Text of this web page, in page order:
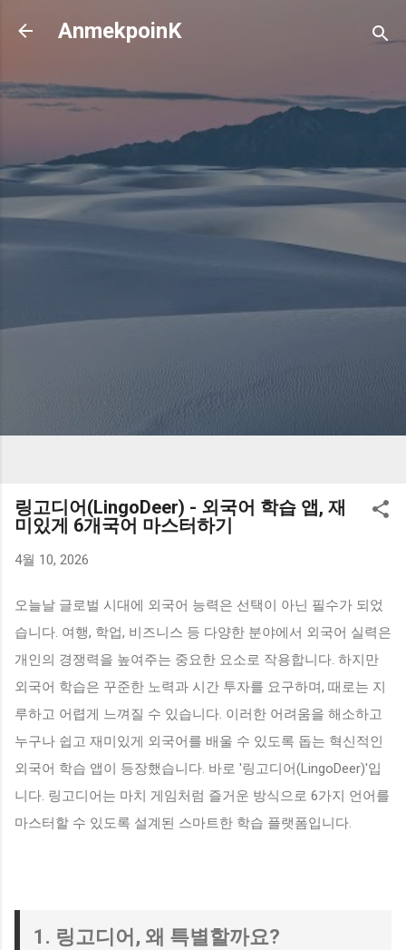
기본 콘텐츠로 건너뛰기
AnmekpoinK
링고디어(LingoDeer) - 외국어 학습 앱, 재
미있게 6개국어 마스터하기
4월 10, 2026
오늘날 글로벌 시대에 외국어 능력은 선택이 아닌 필수가 되었
습니다. 여행, 학업, 비즈니스 등 다양한 분야에서 외국어 실력은
개인의 경쟁력을 높여주는 중요한 요소로 작용합니다. 하지만
외국어 학습은 꾸준한 노력과 시간 투자를 요구하며, 때로는 지
루하고 어렵게 느껴질 수 있습니다. 이러한 어려움을 해소하고
누구나 쉽고 재미있게 외국어를 배울 수 있도록 돕는 혁신적인
외국어 학습 앱이 등장했습니다. 바로 '링고디어(LingoDeer)'입
니다. 링고디어는 마치 게임처럼 즐거운 방식으로 6가지 언어를
마스터할 수 있도록 설계된 스마트한 학습 플랫폼입니다.
1. 링고디어, 왜 특별할까요?